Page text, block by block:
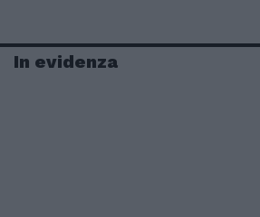
In evidenza